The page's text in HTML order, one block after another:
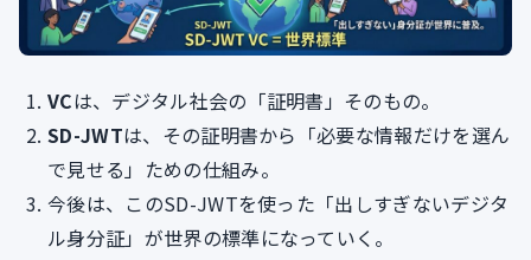
VCは、デジタル社会の「証明書」そのもの。
SD-JWTは、その証明書から「必要な情報だけを選ん
で見せる」ための仕組み。
今後は、このSD-JWTを使った「出しすぎないデジタ
ル身分証」が世界の標準になっていく。